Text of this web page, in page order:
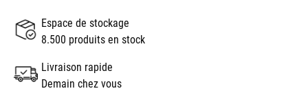
Espace de stockage
8.500 produits en stock
Livraison rapide
Demain chez vous